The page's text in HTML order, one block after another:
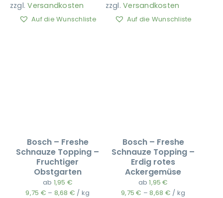
zzgl.Versandkosten
Auf die Wunschliste
zzgl.Versandkosten
Auf die Wunschliste
Bosch – Freshe
Schnauze Topping –
Fruchtiger
Obstgarten
ab 1,95 €
9,75 € – 8,68 € / kg
Bosch – Freshe
Schnauze Topping –
Erdig rotes
Ackergemüse
ab1,95€
9,75€ –8,68 € / kg